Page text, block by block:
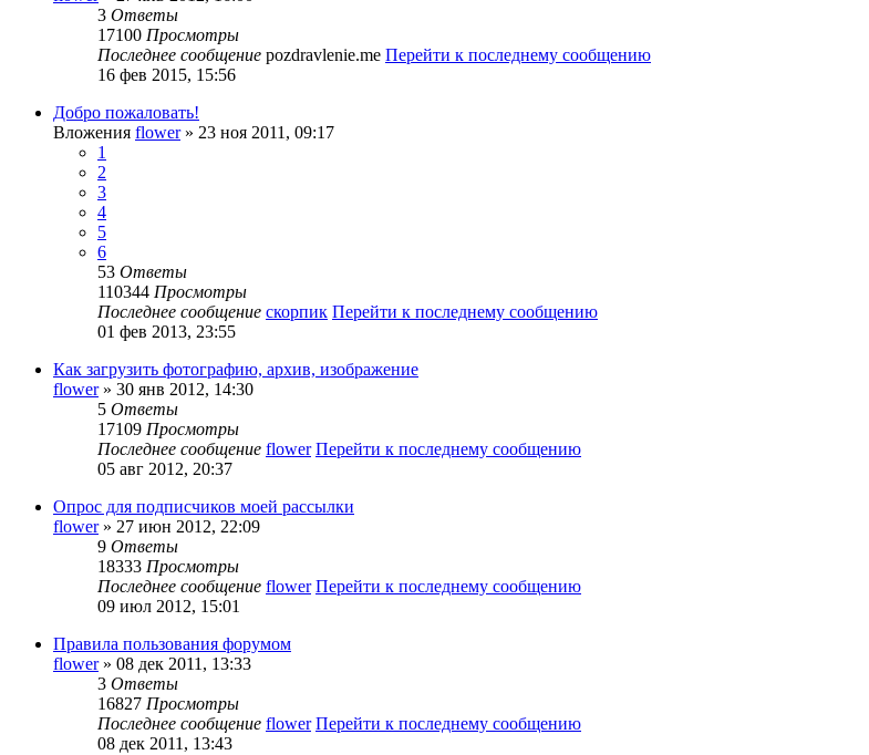
3 Ответы
17100 Просмотры
Последнее сообщение pozdravlenie.me Перейти к последнему сообщению
16 фев 2015, 15:56
Добро пожаловать!
Вложения flower» 23 ноя 2011, 09:17
1
2
3
4
5
6
53 Ответы
110344 Просмотры
Последнее сообщение скорпик Перейти к последнему сообщению
01 фев 2013, 23:55
Как загрузить фотографию, архив, изображение
flower» 30 янв 2012, 14:30
5 Ответы
17109 Просмотры
Последнее сообщение flower Перейти к последнему сообщению
05 авг 2012, 20:37
Опрос для подписчиков моей рассылки
flower» 27 июн 2012, 22:09
9 Ответы
18333 Просмотры
Последнее сообщение flower Перейти к последнему сообщению
09 июл 2012, 15:01
Правила пользования форумом
flower» 08 дек 2011, 13:33
3 Ответы
16827 Просмотры
Последнее сообщение flower Перейти к последнему сообщению
08 дек 2011, 13:43